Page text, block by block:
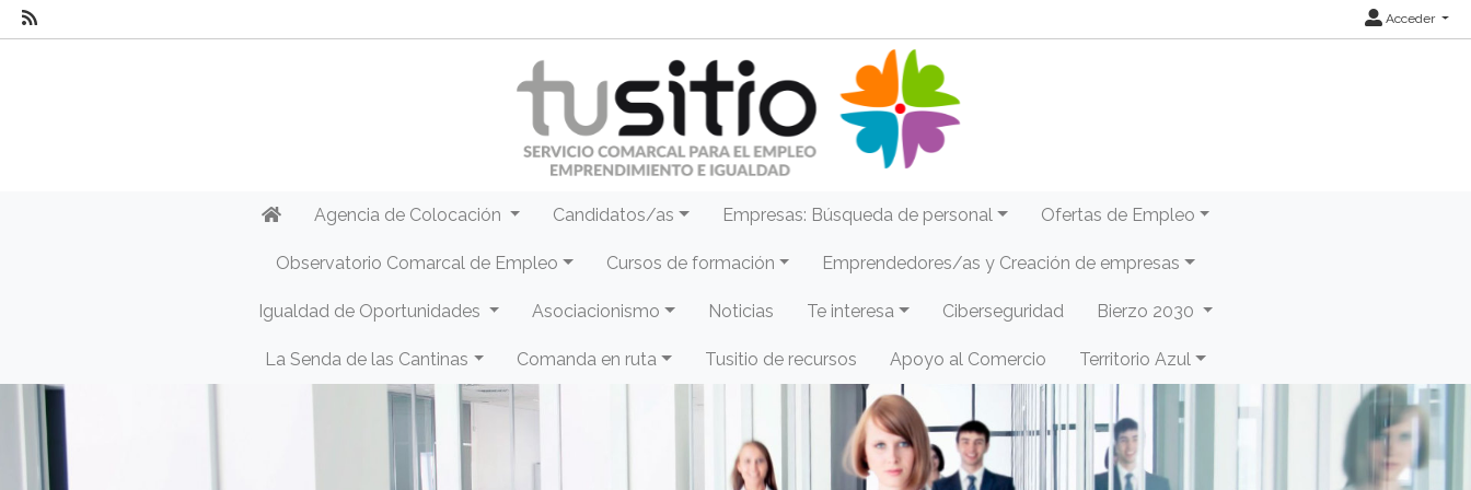
Acceder
Agencia de Colocación Candidatos/as Empresas: Búsqueda de personal Ofertas de Empleo
Observatorio Comarcal de Empleo Cursos de formación Emprendedores/as y Creación de empresas
Igualdad de Oportunidades Asociacionismo Noticias Te interesa Ciberseguridad Bierzo 2030
La Senda de las Cantinas Comanda en ruta Tusitio de recursos Apoyo al Comercio Territorio Azul